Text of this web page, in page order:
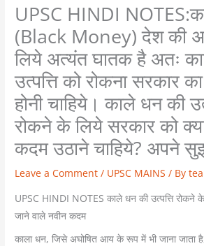
UPSC HINDI
(Black Money) देश की
लिये अत्यंत घातक है अतः
उत्पत्ति को रोकना सरकार
होनी चाहिये। काले धन की
रोकने के लिये सरकार को
कदम उठाने चाहिये? अपने
Leave a Comment / UPSC MAINS / By
UPSC HINDI NOTES काले धन की उत्पत्ति रोकने के
जाने वाले नवीन कदम
काला धन, जिसे अघोषित आय के रूप में भी जाना जाता